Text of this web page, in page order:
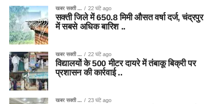
खबर सक्ती ... 22 घंटे ago
सक्ती जिले में 650.8 मिमी औसत वर्षा दर्ज, चंद्रपुर
में सबसे अधिक बारिश ..
खबर सक्ती ... 22 घंटे ago
विद्यालयों के 500 मीटर दायरे में तंबाकू बिक्री पर
प्रशासन की कार्रवाई ..
खबर सक्ती ... 23 घंटे ago